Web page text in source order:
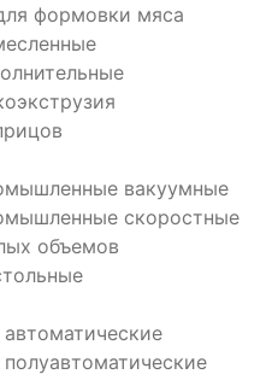
формовки мяса
вакуумные
скоростные
объемов